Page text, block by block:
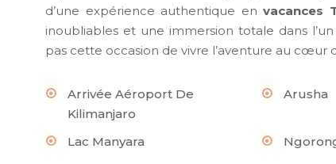
d’une expérience authentique envacances
inoubliables et une immersion totale dans
pas cette occasion de vivre l’aventure au cœur
Arrivée Aéroport De
Kilimanjaro
Arusha
Lac Manyara